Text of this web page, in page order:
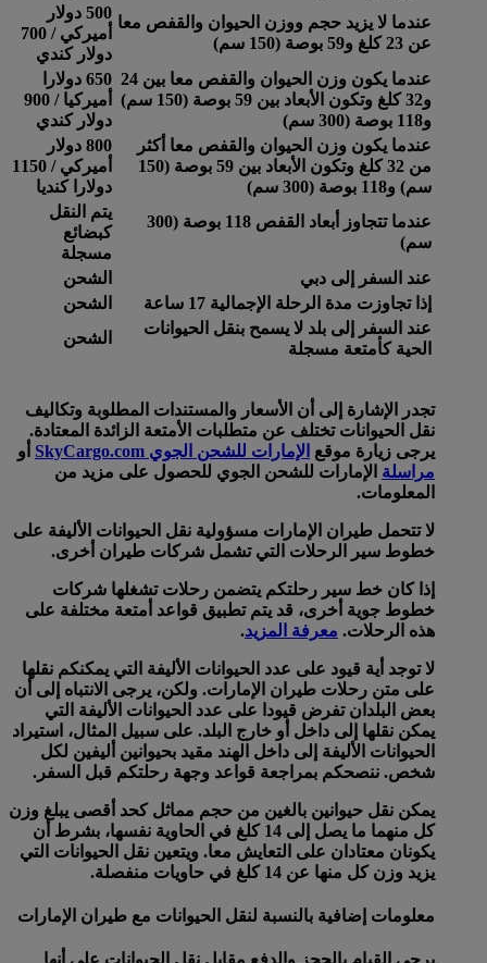
عندما لا يزيد حجم ووزن الحيوان والقفص معا
عن 23 كلغ و59 بوصة (150 سم)
500 دولار
أميركي / 700
دولار كندي
عندما يكون وزن الحيوان والقفص معا بين 24
و32 كلغ وتكون الأبعاد بين 59 بوصة (150 سم)
و118 بوصة (300 سم)
650 دولارا
أميركيا / 900
دولار كندي
عندما يكون وزن الحيوان والقفص معا أكثر
من 32 كلغ وتكون الأبعاد بين 59 بوصة (150
سم) و118 بوصة (300 سم)
800 دولار
أميركي / 1150
دولارا كنديا
عندما تتجاوز أبعاد القفص 118 بوصة (300
سم)
يتم النقل
كبضائع
مسجلة
عند السفر إلى دبي
الشحن
إذا تجاوزت مدة الرحلة الإجمالية 17 ساعة
الشحن
عند السفر إلى بلد لا يسمح بنقل الحيوانات
الحية كأمتعة مسجلة
الشحن
تجدر الإشارة إلى أن الأسعار والمستندات المطلوبة وتكاليف
نقل الحيوانات تختلف عن متطلبات الأمتعة الزائدة المعتادة.
يرجى زيارة موقع الإمارات للشحن الجوي SkyCargo.com
أو
مراسلة الإمارات للشحن الجوي للحصول على مزيد من
المعلومات.
لا تتحمل طيران الإمارات مسؤولية نقل الحيوانات الأليفة على
خطوط سير الرحلات التي تشمل شركات طيران أخرى.
إذا كان خط سير رحلتكم يتضمن رحلات تشغلها شركات
خطوط جوية أخرى، قد يتم تطبيق قواعد أمتعة مختلفة على
هذه الرحلات. معرفة المزيد.
لا توجد أية قيود على عدد الحيوانات الأليفة التي يمكنكم نقلها
على متن رحلات طيران الإمارات. ولكن، يرجى الانتباه إلى أن
بعض البلدان تفرض قيودا على عدد الحيوانات الأليفة التي
يمكن نقلها إلى داخل أو خارج البلد. على سبيل المثال، استيراد
الحيوانات الأليفة إلى داخل الهند مقيد بحيوانين أليفين لكل
شخص. ننصحكم بمراجعة قواعد وجهة رحلتكم قبل السفر.
يمكن نقل حيوانين بالغين من حجم مماثل كحد أقصى يبلغ وزن
كل منهما ما يصل إلى 14 كلغ في الحاوية نفسها، بشرط أن
يكونان معتادان على التعايش معا. ويتعين نقل الحيوانات التي
يزيد وزن كل منها عن 14 كلغ في حاويات منفصلة.
معلومات إضافية بالنسبة لنقل الحيوانات مع طيران الإمارات